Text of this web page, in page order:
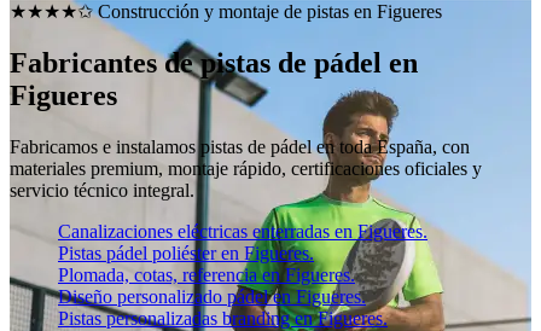
★★★★✩ Construcción y montaje de pistas en Figueres
Fabricantes de pistas de pádel en
Figueres
Fabricamos e instalamos pistas de pádel en toda España, con
materiales premium, montaje rápido, certificaciones oficiales y
servicio técnico integral.
Canalizaciones eléctricas enterradas en Figueres.
Pistas pádel poliéster en Figueres.
Plomada, cotas, referencia en Figueres.
Diseño personalizado pádel en Figueres.
Pistas personalizadas branding en Figueres.